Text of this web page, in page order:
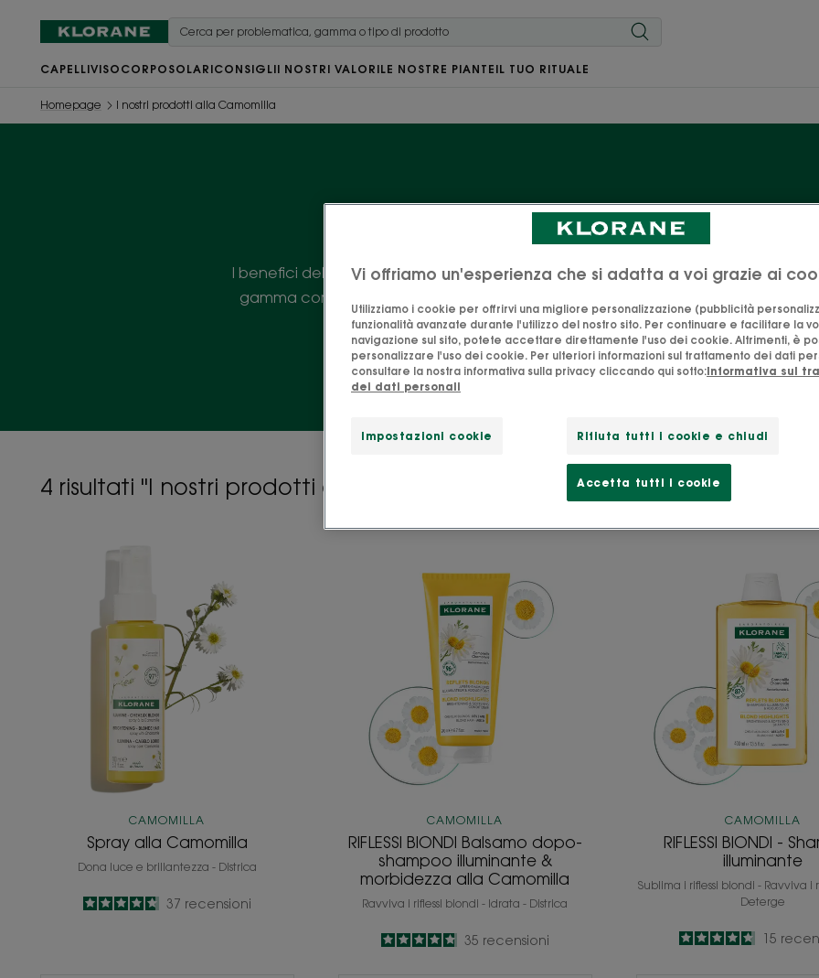
CAPELLIVISO CORPO SOLARICONSIGLII NOSTRI VALORILE NOSTRE PIANTE IL TUO RITUALE
Homepage I nostri prodotti alla Camomilla
I nostri prodotti alla
I benefici della Camomilla, la gran sacerdotessa dei capelli biondi e castano
gamma completa di prodotti illuminanti. La scelta giusta per portare un po' di
nei giorni di pioggia!
4 risultati "I nostri prodotti alla Camomilla"
Camomilla
CAMOMILLA
Spray alla Camomilla
Dona luce e brillantezza - Districa
4.7
/
5
37 recensioni
BIONDI
Balsamo
dopo-
shampoo
illuminante
&
morbidezza
alla
Camomilla
CAMOMILLA
RIFLESSI BIONDI Balsamo dopo-
shampoo illuminante &
morbidezza alla Camomilla
Ravviva i riflessi biondi - Idrata - Districa
4.8
/
5
35 recensioni
BIONDI
-
CAMOMILLA
RIFLESSI BIONDI -
illuminante
Sublima i riflessi biondi - Ravviva i
Deterge
4.7
/515
Vi offriamo un'esperienza che si adatta a voi grazie ai
Utilizziamo i cookie per offrirvi una migliore personalizzazione (pubblicità
funzionalità avanzate durante l'utilizzo del nostro sito. Per continuare e facilitare la
navigazione sul sito, potete accettare direttamente l'uso dei cookie. Altrimenti, è
personalizzare l'uso dei cookie. Per ulteriori informazioni sul trattamento dei dati
consultare la nostra informativa sulla privacy cliccando qui sotto:Informativa sul
dei dati personali
Impostazioni cookie Rifiuta tutti i cookie e chiudi
Accetta tutti i cookie